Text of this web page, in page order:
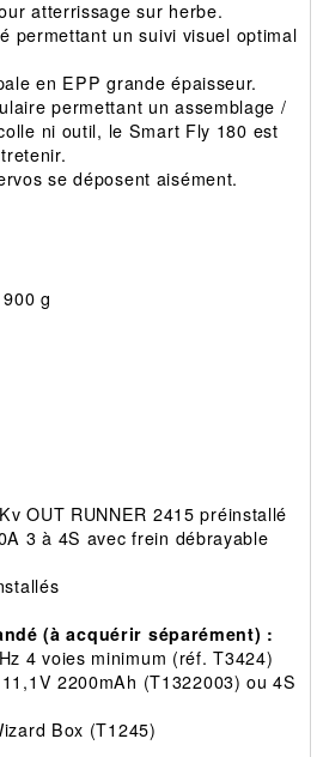
atterrissage sur herbe.
permettant un suivi visuel optimal
en EPP grande épaisseur.
permettant un assemblage /
ni outil, le Smart Fly 180 est
se déposent aisément.
g
OUT RUNNER 2415 préinstallé
3 à 4S avec frein débrayable
(à acquérir séparément) :
4 voies minimum (réf. T3424)
2200mAh (T1322003) ou 4S
Box (T1245)